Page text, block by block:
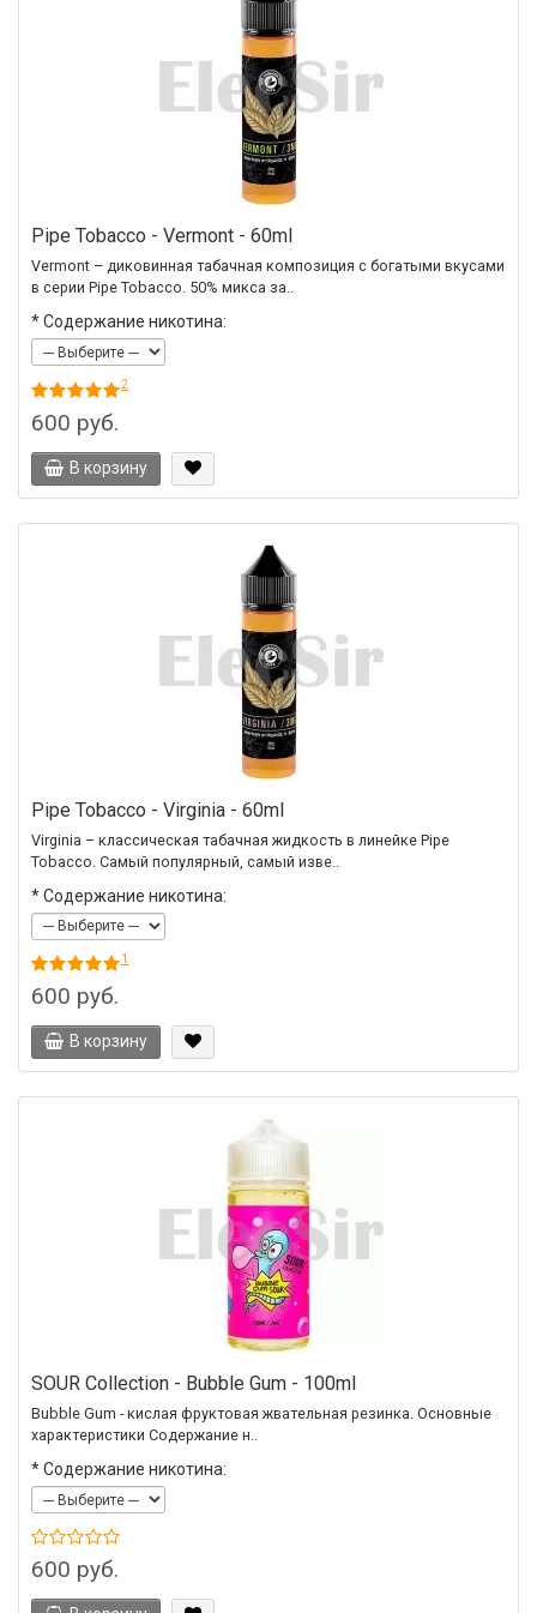
Pipe Tobacco - Vermont - 60ml
Vermont – диковинная табачная композиция с богатыми вкусами
в серии Pipe Tobacco. 50% микса за..
*Содержание никотина:
2
600 руб.
В корзину
Pipe Tobacco - Virginia - 60ml
Virginia – классическая табачная жидкость в линейке Pipe
Tobacco. Самый популярный, самый изве..
*Содержание никотина:
1
600 руб.
В корзину
SOUR Collection - Bubble Gum - 100ml
Bubble Gum - кислая фруктовая жвательная резинка. Основные
характеристики Содержание н..
*Содержание никотина:
600 руб.